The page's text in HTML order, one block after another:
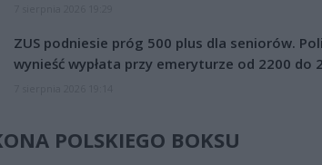
ZUS podniesie próg 500 plus dla seniorów.
wynieść wypłata przy emeryturze od 2200 do
POLSKIEGO BOKSU